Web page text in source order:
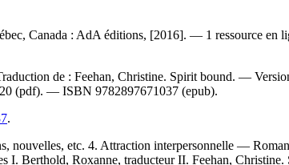
Canada : AdA éditions, [2016]. — 1 ressource en
de : Feehan, Christine. Spirit bound. —
(pdf). — ISBN 9782897671037 (epub).
.
nouvelles, etc. 4. Attraction interpersonnelle —
I. Berthold, Roxanne, traducteur II. Feehan,